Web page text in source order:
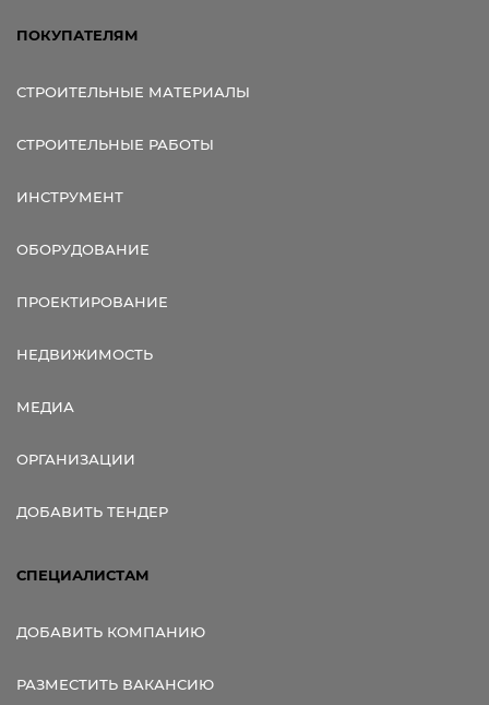
ПОКУПАТЕЛЯМ
СТРОИТЕЛЬНЫЕ МАТЕРИАЛЫ
СТРОИТЕЛЬНЫЕ РАБОТЫ
ИНСТРУМЕНТ
ОБОРУДОВАНИЕ
ПРОЕКТИРОВАНИЕ
НЕДВИЖИМОСТЬ
МЕДИА
ОРГАНИЗАЦИИ
ДОБАВИТЬ ТЕНДЕР
СПЕЦИАЛИСТАМ
ДОБАВИТЬ КОМПАНИЮ
РАЗМЕСТИТЬ ВАКАНСИЮ